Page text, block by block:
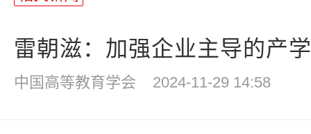
雷朝滋：加强企业主导的产
中国高等教育学会 2024-11-29 14:58